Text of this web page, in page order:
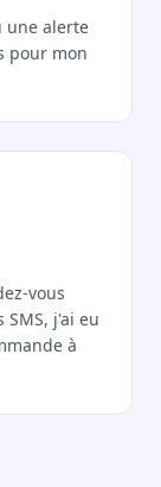
une alerte
pour mon
vous
j'ai eu
à